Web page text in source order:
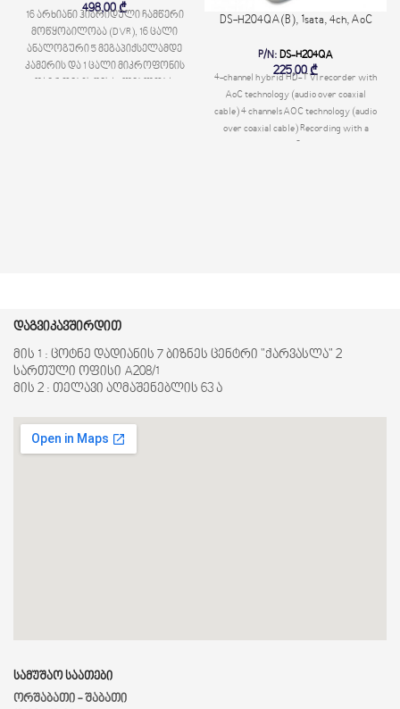
498,00₾
16 არხიანი ჰიბრიდული ჩამწერი
მოწყობილობა (DVR), 16 ცალი
ანალოგური 5 მეგაპიქსელამდე
კამერის და 1 ცალი მიკროფონის
DS-H204QA(B), 1sata, 4ch, AoC
P/N: DS-H204QA
225,00₾
4-channel hybrid HD-TVI recorder with
AoC technology (audio over coaxial
cable) 4 channels AOC technology (audio
over coaxial cable) Recording with a
დაგვიკავშირდით
მის 1 : ცოტნე დადიანის 7 ბიზნეს ცენტრი "ქარვასლა" 2
სართული ოფისი A208/1
მის 2 : თელავი აღმაშენებლის 63 ა
სამუშაო საათები
ორშაბათი - შაბათი